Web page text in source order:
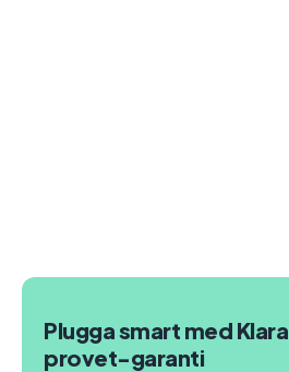
Plugga smart med Klara
provet-garanti